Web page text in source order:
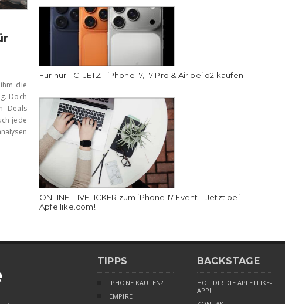
die
Doch
Deals
jede
Für nur 1 €: JETZT iPhone 17, 17 Pro & Air bei o2 kaufen
ONLINE: LIVETICKER zum iPhone 17 Event – Jetzt bei
Apfellike.com!
TIPPS
IPHONE KAUFEN?
EMPIRE
BACKSTAGE
HOL DIR DIE APFELLIKE-
APP!